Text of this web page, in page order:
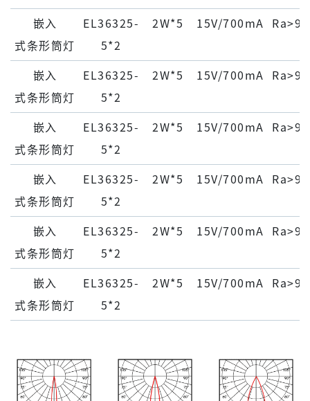
嵌⼊
式条形筒灯
EL36325-
5*2
2W*5 15V/700mA Ra>90
嵌⼊
式条形筒灯
EL36325-
5*2
2W*5 15V/700mA Ra>90
嵌⼊
式条形筒灯
EL36325-
5*2
2W*5 15V/700mA Ra>90
嵌⼊
式条形筒灯
EL36325-
5*2
2W*5 15V/700mA Ra>90
嵌⼊
式条形筒灯
EL36325-
5*2
2W*5 15V/700mA Ra>90
嵌⼊
式条形筒灯
EL36325-
5*2
2W*5 15V/700mA Ra>90